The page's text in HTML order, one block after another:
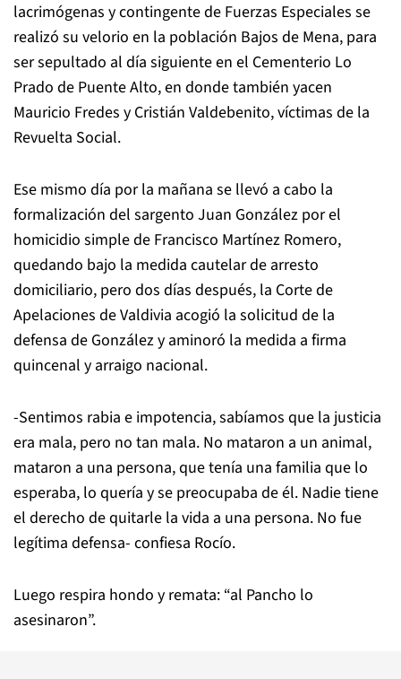
lacrimógenas y contingente de Fuerzas Especiales se
realizó su velorio en la población Bajos de Mena, para
ser sepultado al día siguiente en el Cementerio Lo
Prado de Puente Alto, en donde también yacen
Mauricio Fredes y Cristián Valdebenito, víctimas de la
Revuelta Social.
Ese mismo día por la mañana se llevó a cabo la
formalización del sargento Juan González por el
homicidio simple de Francisco Martínez Romero,
quedando bajo la medida cautelar de arresto
domiciliario, pero dos días después, la Corte de
Apelaciones de Valdivia acogió la solicitud de la
defensa de González y aminoró la medida a firma
quincenal y arraigo nacional.
-Sentimos rabia e impotencia, sabíamos que la justicia
era mala, pero no tan mala. No mataron a un animal,
mataron a una persona, que tenía una familia que lo
esperaba, lo quería y se preocupaba de él. Nadie tiene
el derecho de quitarle la vida a una persona. No fue
legítima defensa- confiesa Rocío.
Luego respira hondo y remata: “al Pancho lo
asesinaron”.